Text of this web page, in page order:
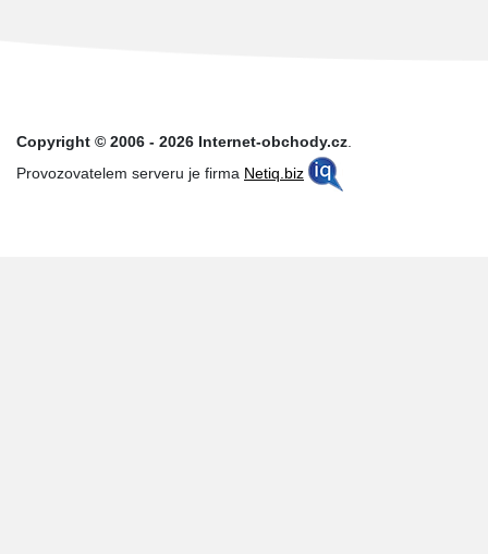
Copyright © 2006 - 2026 Internet-obchody.cz.
Provozovatelem serveru je firma Netiq.biz